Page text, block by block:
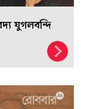
যুগলবন্দি